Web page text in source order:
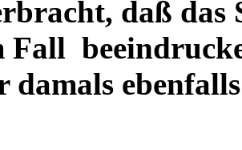
daß das
Fall
damals